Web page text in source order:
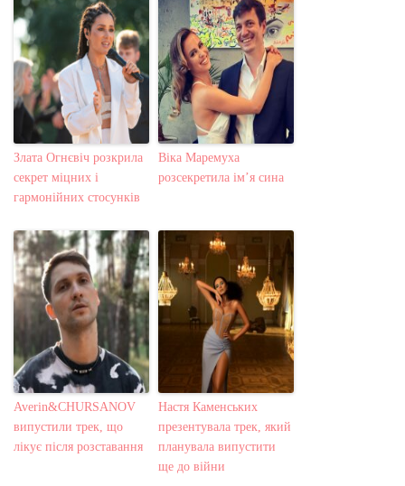
Злата Огнєвіч розкрила
секрет міцних і
гармонійних стосунків
Віка Маремуха
розсекретила ім’я сина
Averin&CHURSANOV
випустили трек, що
лікує після розставання
Настя Каменських
презентувала трек, який
планувала випустити
ще до війни